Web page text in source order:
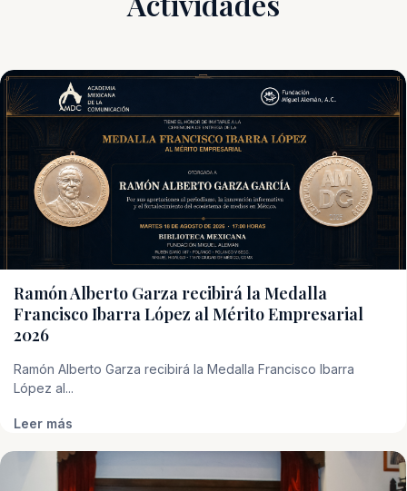
Ramón Alberto Garza recibirá la Medalla
Francisco Ibarra López al Mérito Empresarial
2026
Ramón Alberto Garza recibirá la Medalla Francisco Ibarra
López al...
Leer más